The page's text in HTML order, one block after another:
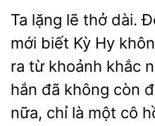
Ta lặng lẽ thở dài.
biết Kỳ Hy
ra từ khoảnh khắc
hắn đã không còn
nữa, chỉ là một cô